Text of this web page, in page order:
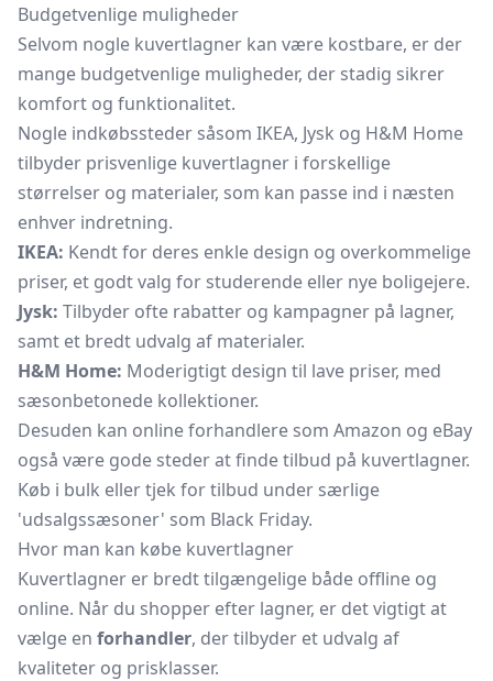
Budgetvenlige muligheder
Selvom nogle kuvertlagner kan være kostbare, er der
mange budgetvenlige muligheder, der stadig sikrer
komfort og funktionalitet.
Nogle indkøbssteder såsom IKEA, Jysk og H&M Home
tilbyder prisvenlige kuvertlagner i forskellige
størrelser og materialer, som kan passe ind i næsten
enhver indretning.
IKEA: Kendt for deres enkle design og overkommelige
priser, et godt valg for studerende eller nye boligejere.
Jysk: Tilbyder ofte rabatter og kampagner på lagner,
samt et bredt udvalg af materialer.
H&M Home: Moderigtigt design til lave priser, med
sæsonbetonede kollektioner.
Desuden kan online forhandlere som Amazon og eBay
også være gode steder at finde tilbud på kuvertlagner.
Køb i bulk eller tjek for tilbud under særlige
'udsalgssæsoner' som Black Friday.
Hvor man kan købe kuvertlagner
Kuvertlagner er bredt tilgængelige både offline og
online. Når du shopper efter lagner, er det vigtigt at
vælge en forhandler, der tilbyder et udvalg af
kvaliteter og prisklasser.